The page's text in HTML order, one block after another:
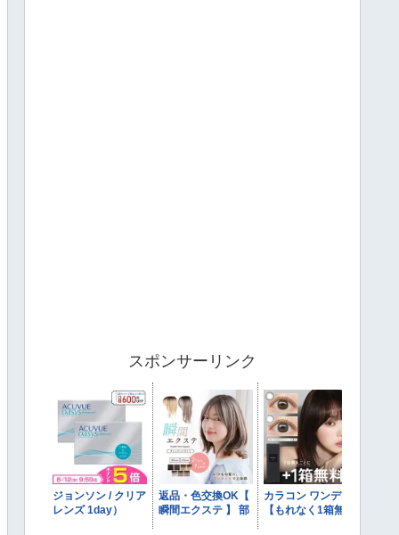
スポンサーリンク